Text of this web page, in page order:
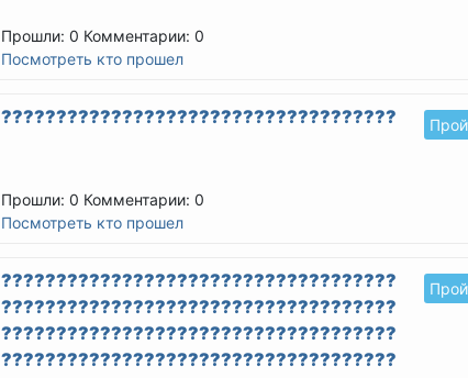
Прошли: 0 Комментарии: 0
Посмотреть кто прошел
Прошли: 0 Комментарии: 0
Посмотреть кто прошел
????????????????????????????????????????
????????????????????????????????????????
????????????????????????????????????????
????????????????????????????????????????